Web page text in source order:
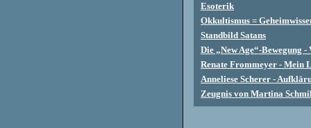
Esoterik
Okkultismus =
Standbild Satans
Die „New Age“-Bewegung
Renate Frommeyer - Mein
Anneliese Scherer -
Zeugnis von Martina